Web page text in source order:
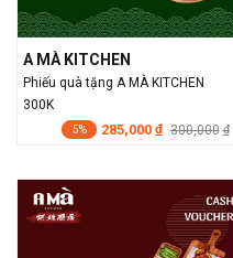
A MÀ KITCHEN
Phiếu quà tặng A MÀ KITCHEN
300K
5% 285,000 đ 300,000 đ